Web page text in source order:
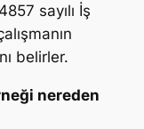
sayılı İş
belirler.
nereden